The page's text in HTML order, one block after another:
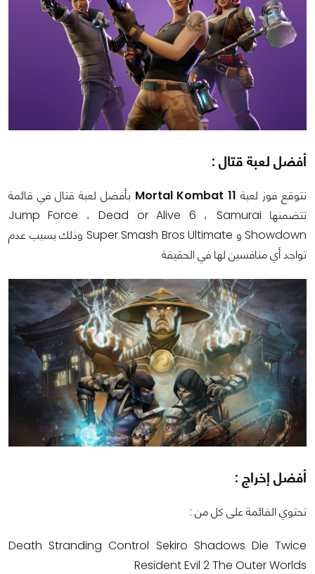
أفضل لعبة قتال :
نتوقع فوز لعبةMortal Kombat 11
بأفضل لعبة قتال في قائمة
تتضمنها Jump Force ، Dead or Alive 6 ، Samurai
Showdown و Super Smash Bros Ultimate وذلك بسبب عدم
تواجد أي منافسين لها في الحقيقة
أفضل إخراج :
تحتوي القائمة على كل من :
Death Stranding Control Sekiro Shadows Die Twice
Resident Evil 2 The Outer Worlds